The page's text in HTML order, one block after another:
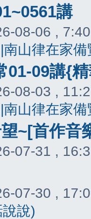
講
08-06 ,
山律在家備
01-09講{
08-03 ,
山律在家備
~[首作音
07-31 ,
07-30 ,
說)